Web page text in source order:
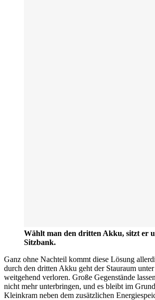
Wählt man den dritten Akku, sitzt er
Sitzbank.
Ganz ohne Nachteil kommt diese Lösung
durch den dritten Akku geht der Stauraum
weitgehend verloren. Große Gegenstände
nicht mehr unterbringen, und es bleibt im
Kleinkram neben dem zusätzlichen